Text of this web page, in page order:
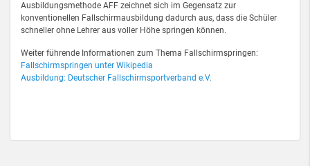
Ausbildungsmethode AFF zeichnet sich im Gegensatz zur
konventionellen Fallschirmausbildung dadurch aus, dass die Schüler
schneller ohne Lehrer aus voller Höhe springen können.
Weiter führende Informationen zum Thema Fallschirmspringen:
Fallschirmspringen unter Wikipedia
Ausbildung: Deutscher Fallschirmsportverband e.V.